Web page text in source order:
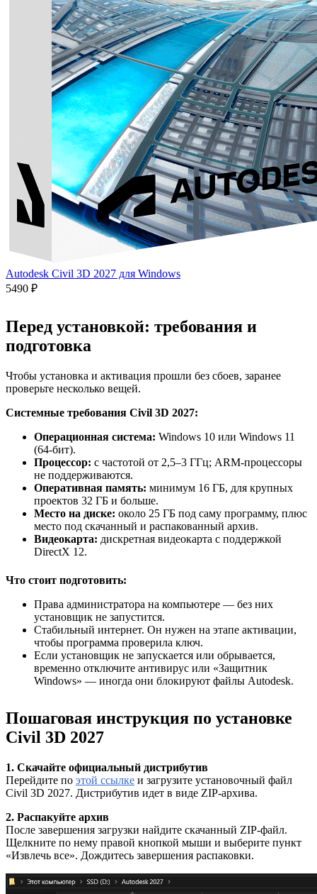
Autodesk Civil 3D 2027 для Windows
5490 ₽
Перед установкой: требования и
подготовка
Чтобы установка и активация прошли без сбоев, заранее
проверьте несколько вещей.
Системные требования Civil 3D 2027:
Операционная система: Windows 10 или Windows 11
(64-бит).
Процессор: с частотой от 2,5–3 ГГц; ARM-процессоры
не поддерживаются.
Оперативная память: минимум 16 ГБ, для крупных
проектов 32 ГБ и больше.
Место на диске: около 25 ГБ под саму программу, плюс
место под скачанный и распакованный архив.
Видеокарта: дискретная видеокарта с поддержкой
DirectX 12.
Что стоит подготовить:
Права администратора на компьютере — без них
установщик не запустится.
Стабильный интернет. Он нужен на этапе активации,
чтобы программа проверила ключ.
Если установщик не запускается или обрывается,
временно отключите антивирус или «Защитник
Windows» — иногда они блокируют файлы Autodesk.
Пошаговая инструкция по установке
Civil 3D 2027
1. Скачайте официальный дистрибутив
Перейдите по этой ссылке и загрузите установочный файл
Civil 3D 2027. Дистрибутив идет в виде ZIP-архива.
2. Распакуйте архив
После завершения загрузки найдите скачанный ZIP-файл.
Щелкните по нему правой кнопкой мыши и выберите пункт
«Извлечь все». Дождитесь завершения распаковки.